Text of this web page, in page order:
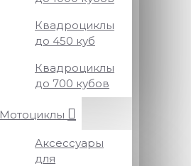
Квадроциклы
до 450 куб
Квадроциклы
до 700 кубов
Мотоциклы
Аксессуары
для